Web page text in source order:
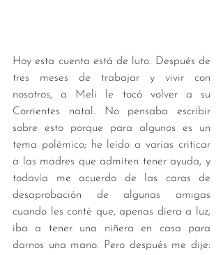
Hoy esta cuenta está de luto. Después de
tres meses de trabajar y vivir con
nosotros, a Meli le tocó volver a su
Corrientes natal. No pensaba escribir
sobre esto porque para algunos es un
tema polémico; he leído a varias criticar
a las madres que admiten tener ayuda, y
todavía me acuerdo de las caras de
desaprobación de algunas amigas
cuando les conté que, apenas diera a luz,
iba a tener una niñera en casa para
darnos una mano. Pero después me dije: